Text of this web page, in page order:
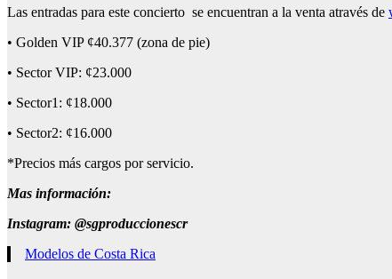
Las entradas para este concierto se encuentran a la venta através de
• Golden VIP ¢40.377 (zona de pie)
• Sector VIP: ¢23.000
• Sector1: ¢18.000
• Sector2: ¢16.000
*Precios más cargos por servicio.
Mas información:
Instagram: @sgproduccionescr
Modelos de Costa Rica